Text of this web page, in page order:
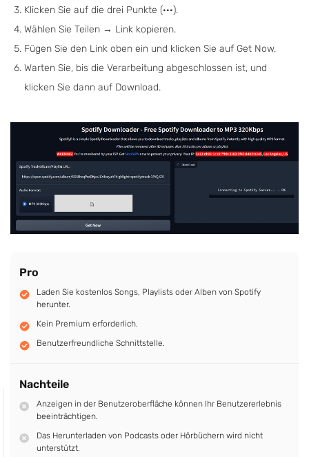
Klicken Sie auf die drei Punkte (···).
Wählen Sie Teilen → Link kopieren.
Fügen Sie den Link oben ein und klicken Sie auf Get Now.
Warten Sie, bis die Verarbeitung abgeschlossen ist, und
klicken Sie dann auf Download.
Pro
Laden Sie kostenlos Songs, Playlists oder Alben von Spotify
herunter.
Kein Premium erforderlich.
Benutzerfreundliche Schnittstelle.
Nachteile
Anzeigen in der Benutzeroberfläche können Ihr Benutzererlebnis
beeinträchtigen.
Das Herunterladen von Podcasts oder Hörbüchern wird nicht
unterstützt.